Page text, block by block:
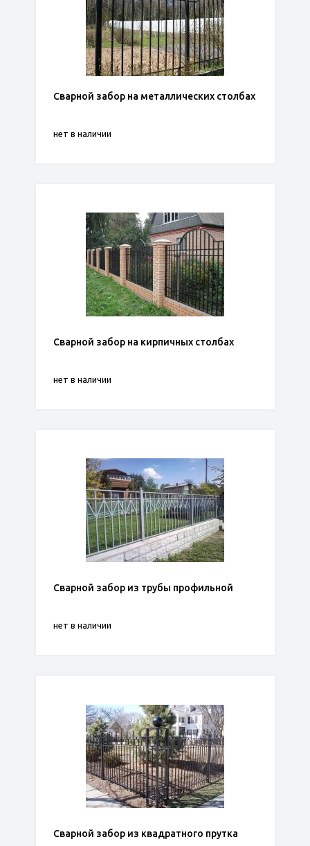
Сварной забор на металлических столбах
нет в наличии
Сварной забор на кирпичных столбах
нет в наличии
Сварной забор из трубы профильной
нет в наличии
Сварной забор из квадратного прутка